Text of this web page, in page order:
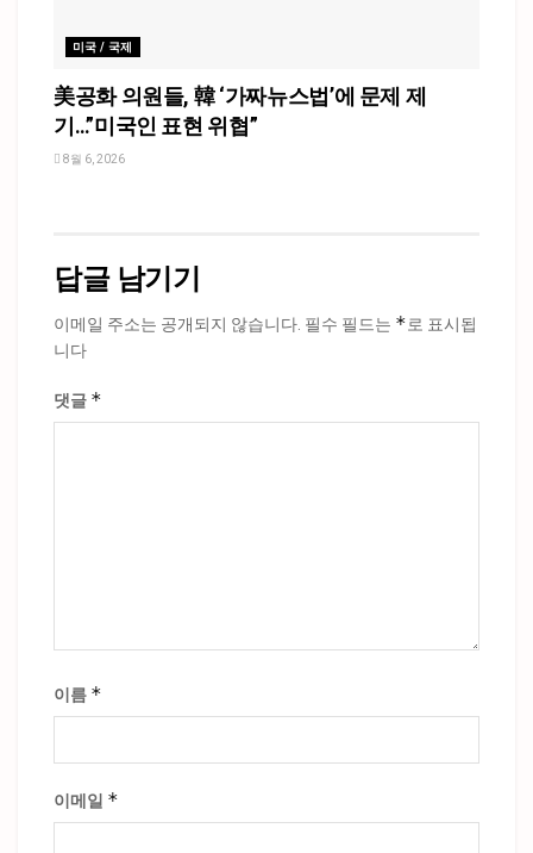
미국 / 국제
美공화 의원들, 韓 ‘가짜뉴스법’에 문제 제
기…”미국인 표현 위협”
8월 6, 2026
답글 남기기
이메일 주소는 공개되지 않습니다. 필수 필드는 *로 표시됩
니다
댓글 *
이름 *
이메일 *